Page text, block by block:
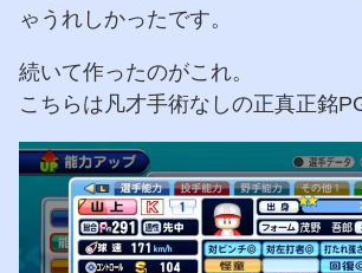
ゃうれしかったです。
続いて作ったのがこれ。
こちらは凡才手術なしの正真正銘